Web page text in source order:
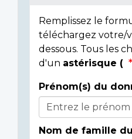
Remplissez le
téléchargez votre/
dessous. Tous les
d'un astérisque (
Donor
Details
Prénom(s) du
Nom de famille